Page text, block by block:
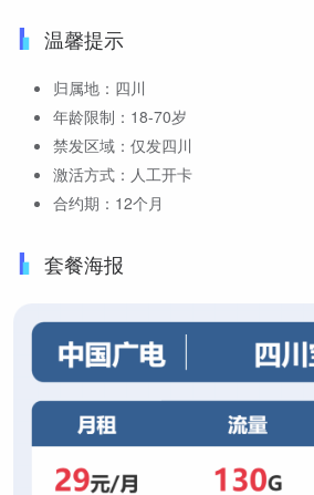
温馨提示
归属地：四川
年龄限制：18-70岁
禁发区域：仅发四川
激活方式：人工开卡
合约期：12个月
套餐海报